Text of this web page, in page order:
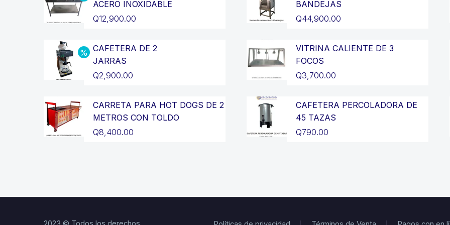
ACERO INOXIDABLE
El
original
era:
Q14,400.00.
Q12,900.00
precio
actual
es:
CAFETERA DE 2
JARRAS
El
original
era:
Q3,200.00.
Q2,900.00
precio
actual
es:
CARRETA PARA HOT DOGS DE 2
METROS CON TOLDO
Q8,400.00
BANDEJAS
Q44,900.00
VITRINA CALIENTE DE 3
FOCOS
Q3,700.00
CAFETERA PERCOLADORA DE
45 TAZAS
Q790.00